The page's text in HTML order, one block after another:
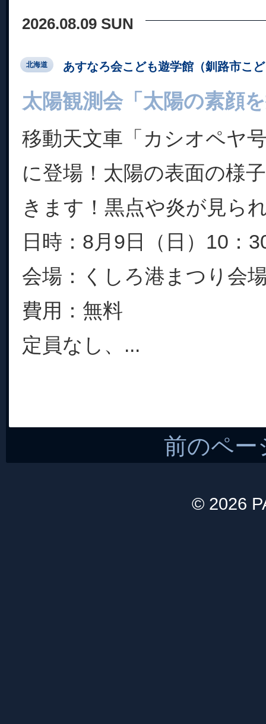
2026.08.09 SUN
北海道 あすなろ会こども遊学館（釧路市こ
太陽観測会「太陽の素顔
移動天文車「カシオペヤ
に登場！太陽の表面の様
きます！黒点や炎が見ら
日時：8月9日（日）10：
会場：くしろ港まつり会
費用：無料
定員なし、...
前のペー
© 2026